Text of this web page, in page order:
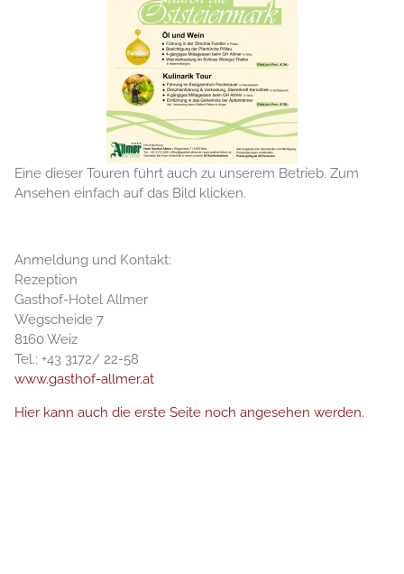
Eine dieser Touren führt auch zu unserem Betrieb. Zum
Ansehen einfach auf das Bild klicken.
Anmeldung und Kontakt:
Rezeption
Gasthof-Hotel Allmer
Wegscheide 7
8160 Weiz
Tel.: +43 3172/ 22-58
www.gasthof-allmer.at
Hier kann auch die erste Seite noch angesehen werden.